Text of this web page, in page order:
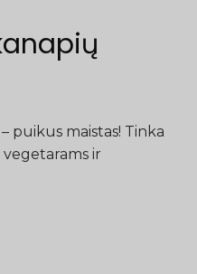
puikus maistas! Tinka
vegetarams ir